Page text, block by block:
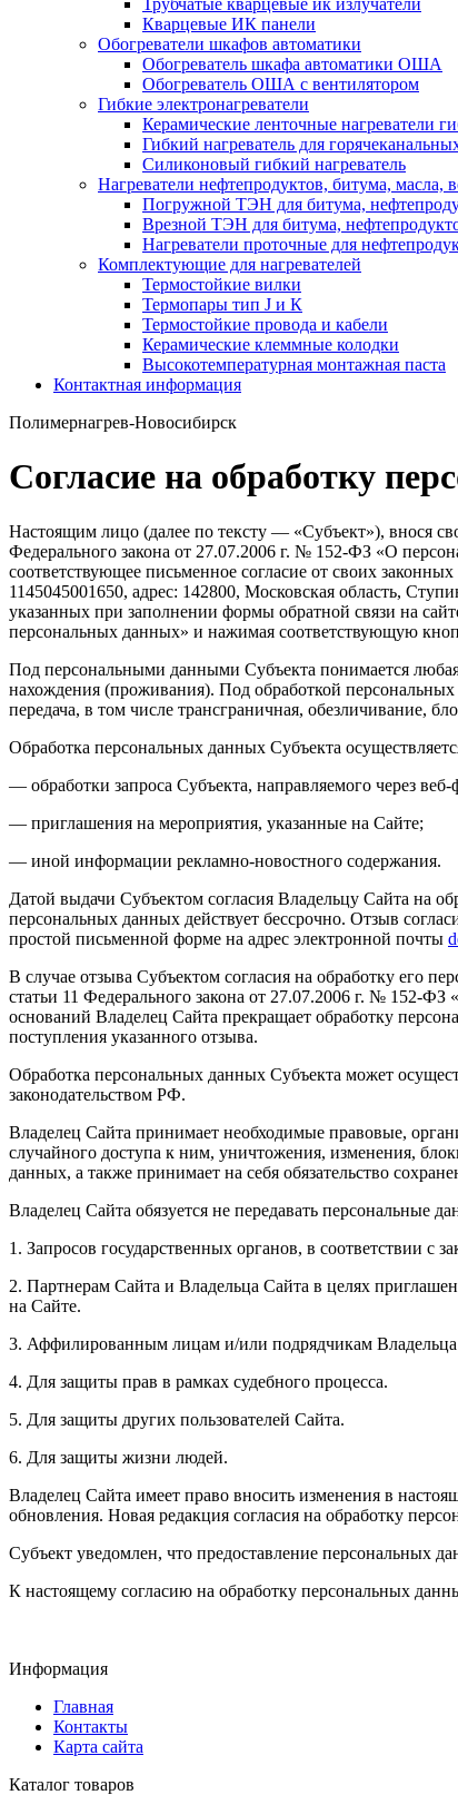
Кварцевые ИК панели
Обогреватели шкафов автоматики
Обогреватель шкафа автоматики ОША
Обогреватель ОША с вентилятором
Гибкие электронагреватели
Керамические ленточные нагреватели
Гибкий нагреватель для
Силиконовый гибкий нагреватель
Нагреватели нефтепродуктов, битума, масла,
Погружной ТЭН для битума,
Врезной ТЭН для битума,
Нагреватели проточные для
Комплектующие для нагревателей
Термостойкие вилки
Термопары тип J и К
Термостойкие провода и кабели
Керамические клеммные колодки
Высокотемпературная монтажная паста
Контактная информация
Полимернагрев-Новосибирск
Согласие на обработку
Настоящим лицо (далее по тексту — «Субъект»), внося
Федерального закона от 27.07.2006 г. № 152-ФЗ «О
соответствующее письменное согласие от своих
1145045001650, адрес: 142800, Московская область,
указанных при заполнении формы обратной связи на
персональных данных» и нажимая соответствующую
Под персональными данными Субъекта понимается
нахождения (проживания). Под обработкой персональных
передача, в том числе трансграничная, обезличивание,
Обработка персональных данных Субъекта
— обработки запроса Субъекта, направляемого через
— приглашения на мероприятия, указанные на Сайте;
— иной информации рекламно-новостного содержания.
Датой выдачи Субъектом согласия Владельцу Сайта на
персональных данных действует бессрочно. Отзыв
простой письменной форме на адрес электронной почты
В случае отзыва Субъектом согласия на обработку его
статьи 11 Федерального закона от 27.07.2006 г. № 152-
оснований Владелец Сайта прекращает обработку
поступления указанного отзыва.
Обработка персональных данных Субъекта может
законодательством РФ.
Владелец Сайта принимает необходимые правовые,
случайного доступа к ним, уничтожения, изменения,
данных, а также принимает на себя обязательство
Владелец Сайта обязуется не передавать персональные
1. Запросов государственных органов, в соответствии с
2. Партнерам Сайта и Владельца Сайта в целях
на Сайте.
3. Аффилированным лицам и/или подрядчикам
4. Для защиты прав в рамках судебного процесса.
5. Для защиты других пользователей Сайта.
6. Для защиты жизни людей.
Владелец Сайта имеет право вносить изменения в
обновления. Новая редакция согласия на обработку
Субъект уведомлен, что предоставление персональных
К настоящему согласию на обработку персональных
Информация
Главная
Контакты
Карта сайта
Каталог товаров